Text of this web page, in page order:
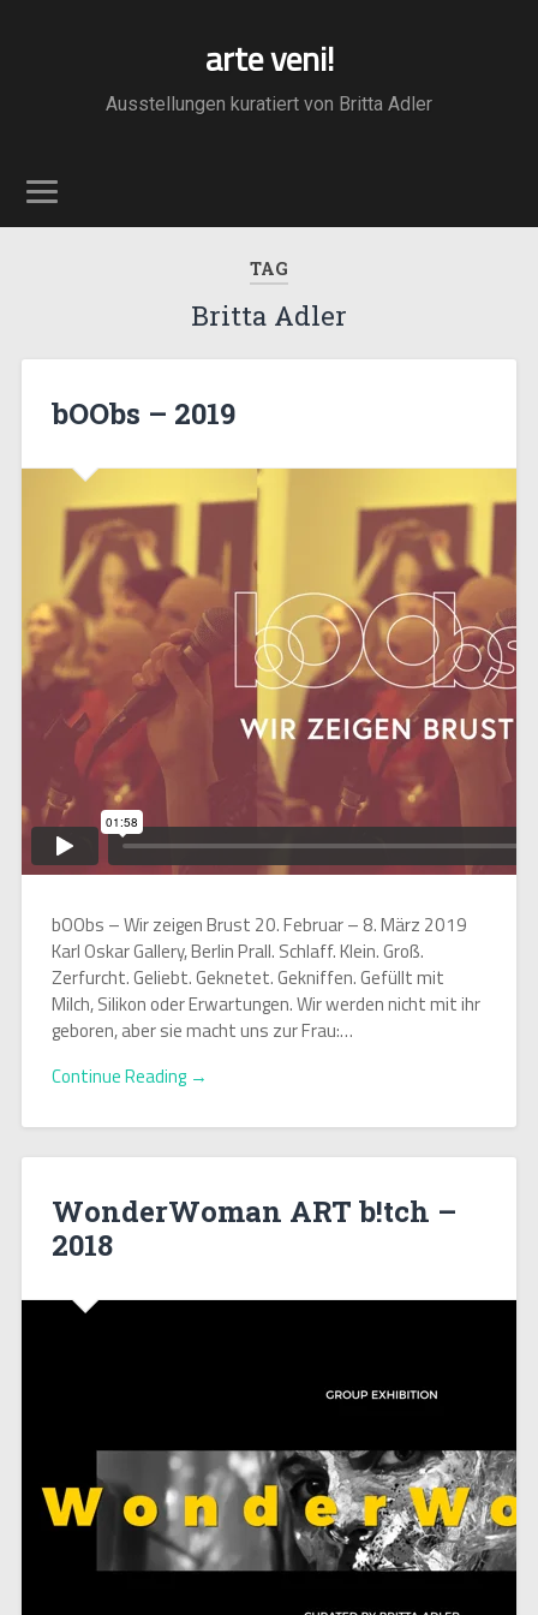
arte veni!
Ausstellungen kuratiert von Britta Adler
TAG
Britta Adler
bOObs – 2019
bOObs – Wir zeigen Brust 20. Februar – 8. März 2019
Karl Oskar Gallery, Berlin Prall. Schlaff. Klein. Groß.
Zerfurcht. Geliebt. Geknetet. Gekniffen. Gefüllt mit
Milch, Silikon oder Erwartungen. Wir werden nicht mit ihr
geboren, aber sie macht uns zur Frau:…
Continue Reading →
WonderWoman ART b!tch –
2018